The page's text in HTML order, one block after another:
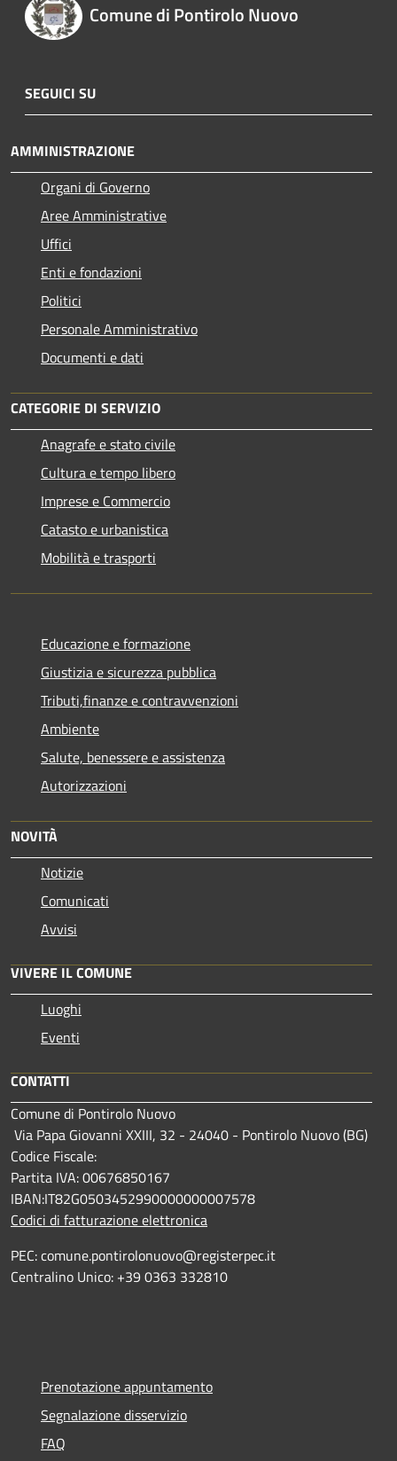
Comune di Pontirolo Nuovo
SEGUICI SU
AMMINISTRAZIONE
Organi di Governo
Aree Amministrative
Uffici
Enti e fondazioni
Politici
Personale Amministrativo
Documenti e dati
CATEGORIE DI SERVIZIO
Anagrafe e stato civile
Cultura e tempo libero
Imprese e Commercio
Catasto e urbanistica
Mobilità e trasporti
Educazione e formazione
Giustizia e sicurezza pubblica
Tributi,finanze e contravvenzioni
Ambiente
Salute, benessere e assistenza
Autorizzazioni
NOVITÀ
Notizie
Comunicati
Avvisi
VIVERE IL COMUNE
Luoghi
Eventi
CONTATTI
Comune di Pontirolo Nuovo
Via Papa Giovanni XXIII, 32 - 24040 - Pontirolo Nuovo (BG)
Codice Fiscale:
Partita IVA: 00676850167
IBAN:IT82G0503452990000000007578
Codici di fatturazione elettronica
PEC: comune.pontirolonuovo@registerpec.it
Centralino Unico: +39 0363 332810
Prenotazione appuntamento
Segnalazione disservizio
FAQ